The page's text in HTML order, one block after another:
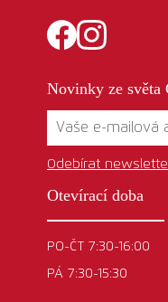
Novinky ze světa
Odebírat
Otevírací doba
PO-ČT 7:30-16:00
PÁ 7:30-15:30